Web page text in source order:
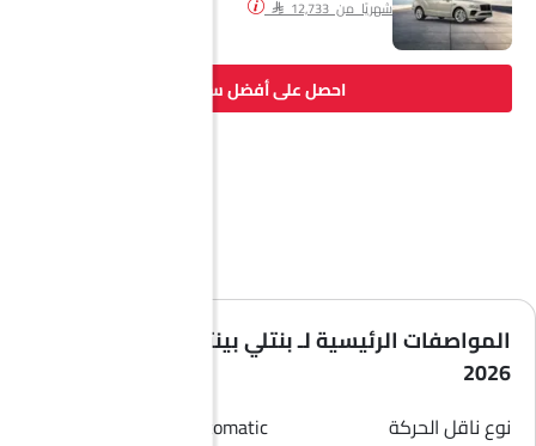
MM.
شهريًا من SAR 12,733
احصل على أفضل سعر
المواصفات الرئيسية لـ بنتلي بينتايجا إي دبليو بي
2026
نوع ناقل الحركة
Automatic